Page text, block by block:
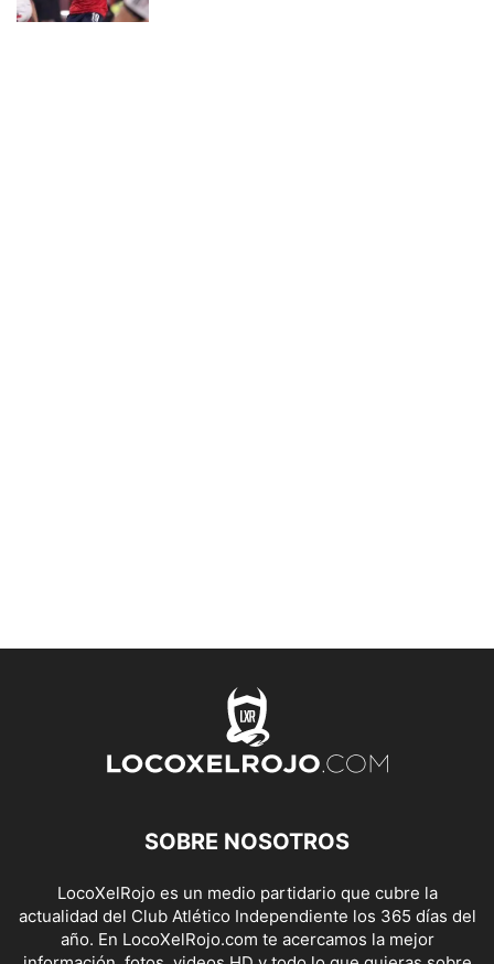
SOBRE NOSOTROS
LocoXelRojo es un medio partidario que cubre la
actualidad del Club Atlético Independiente los 365 días del
año. En LocoXelRojo.com te acercamos la mejor